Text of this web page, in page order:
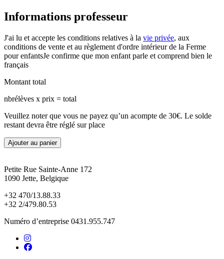
Informations professeur
J'ai lu et accepte les conditions relatives à la vie privée, aux
conditions de vente et au règlement d'ordre intérieur de la Ferme
pour enfantsJe confirme que mon enfant parle et comprend bien le
français
Montant total
nbrélèves x prix = total
Veuillez noter que vous ne payez qu’un acompte de 30€. Le solde
restant devra être réglé sur place
Ajouter au panier
Petite Rue Sainte-Anne 172
1090 Jette, Belgique
+32 470/13.88.33
+32 2/479.80.53
Numéro d’entreprise 0431.955.747